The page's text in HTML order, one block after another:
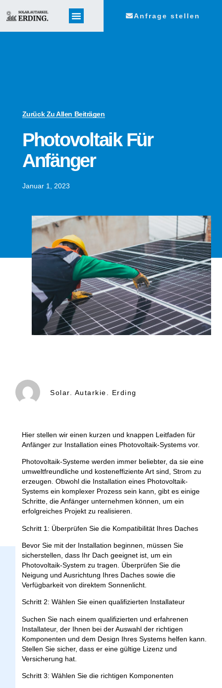
Anfrage stellen
Zurück Zu Allen Beiträgen
Photovoltaik Für
Anfänger
Januar 1, 2023
Solar. Autarkie. Erding
Hier stellen wir einen kurzen und knappen Leitfaden für
Anfänger zur Installation eines Photovoltaik-Systems vor.
Photovoltaik-Systeme werden immer beliebter, da sie eine
umweltfreundliche und kosteneffiziente Art sind, Strom zu
erzeugen. Obwohl die Installation eines Photovoltaik-
Systems ein komplexer Prozess sein kann, gibt es einige
Schritte, die Anfänger unternehmen können, um ein
erfolgreiches Projekt zu realisieren.
Schritt 1 : Überprüfen Sie die Kompatibilität Ihres Daches
Bevor Sie mit der Installation beginnen, müssen Sie
sicherstellen, dass Ihr Dach geeignet ist, um ein
Photovoltaik-System zu tragen. Überprüfen Sie die
Neigung und Ausrichtung Ihres Daches sowie die
Verfügbarkeit von direktem Sonnenlicht.
Schritt 2: Wählen Sie einen qualifizierten Installateur
Suchen Sie nach einem qualifizierten und erfahrenen
Installateur, der Ihnen bei der Auswahl der richtigen
Komponenten und dem Design Ihres Systems helfen kann.
Stellen Sie sicher, dass er eine gültige Lizenz und
Versicherung hat.
Schritt 3: Wählen Sie die richtigen Komponenten